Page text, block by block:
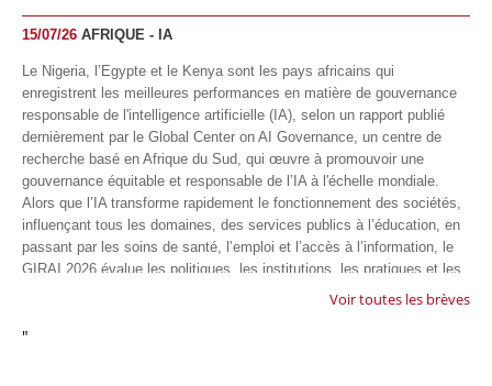
15/07/26 AFRIQUE - IA
Le Nigeria, l’Egypte et le Kenya sont les pays africains qui
enregistrent les meilleures performances en matière de gouvernance
responsable de l'intelligence artificielle (IA), selon un rapport publié
dernièrement par le Global Center on AI Governance, un centre de
recherche basé en Afrique du Sud, qui œuvre à promouvoir une
gouvernance équitable et responsable de l’IA à l'échelle mondiale.
Alors que l’IA transforme rapidement le fonctionnement des sociétés,
influençant tous les domaines, des services publics à l’éducation, en
passant par les soins de santé, l’emploi et l’accès à l’information, le
GIRAI 2026 évalue les politiques, les institutions, les pratiques et les
conditions générales de gouvernance qui favorisent un déploiement
technologie.
Voir toutes les brèves
"